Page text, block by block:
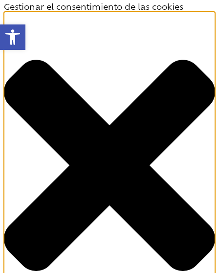
Abrir barra de herramientas
Gestionar el consentimiento de las cookies